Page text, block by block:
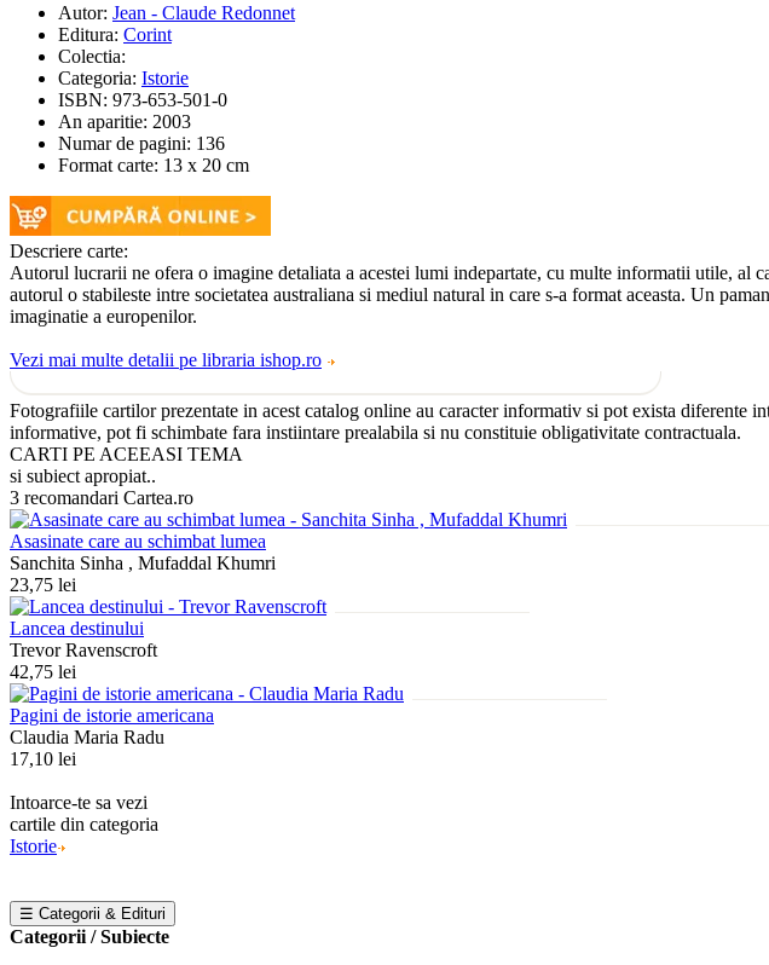
Autor: Jean - Claude Redonnet
Editura: Corint
Colectia:
Categoria: Istorie
ISBN: 973-653-501-0
An aparitie: 2003
Numar de pagini: 136
Format carte: 13 x 20 cm
Descriere carte:
Autorul lucrarii ne ofera o imagine detaliata a acestei lumi indepartate, cu multe informatii utile, al
autorul o stabileste intre societatea australiana si mediul natural in care s-a format aceasta. Un
imaginatie a europenilor.
Vezi mai multe detalii pe libraria ishop.ro
Fotografiile cartilor prezentate in acest catalog online au caracter informativ si pot exista diferente
informative, pot fi schimbate fara instiintare prealabila si nu constituie obligativitate contractuala.
CARTI PE ACEEASI TEMA
si subiect apropiat..
3 recomandari Cartea.ro
Asasinate care au schimbat lumea
Sanchita Sinha , Mufaddal Khumri
23,75 lei
Lancea destinului
Trevor Ravenscroft
42,75 lei
Pagini de istorie americana
Claudia Maria Radu
17,10 lei
Intoarce-te sa vezi
cartile din categoria
Istorie
☰ Categorii & Edituri
Categorii / Subiecte